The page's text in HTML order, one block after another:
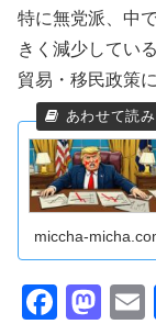
特に無党派、中
きく減少してい
貿易・移民政策
miccha-
F
M